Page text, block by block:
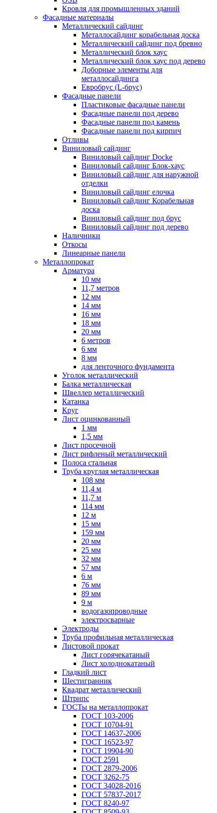
Кровля для промышленных зданий
Фасадные материалы
Металлический сайдинг
Металлосайдинг корабельная доска
Металлический сайдинг под бревно
Металлический блок хаус
Металлический блок хаус под дерево
Доборные элементы для
металлосайдинга
Евробрус (L-брус)
Фасадные панели
Пластиковые фасадные панели
Фасадные панели под дерево
Фасадные панели под камень
Фасадные панели под кирпич
Отливы
Виниловый сайдинг
Виниловый сайдинг Docke
Виниловый сайдинг Блок-хаус
Виниловый сайдинг для наружной
отделки
Виниловый сайдинг елочка
Виниловый сайдинг Корабельная
доска
Виниловый сайдинг под брус
Виниловый сайдинг под дерево
Наличники
Откосы
Линеарные панели
Металлопрокат
Арматура
10 мм
11,7 метров
12 мм
14 мм
16 мм
18 мм
20 мм
6 метров
6 мм
8 мм
для ленточного фундамента
Уголок металлический
Балка металлическая
Швеллер металлический
Катанка
Круг
Лист оцинкованный
1 мм
1,5 мм
Лист просечной
Лист рифленый металлический
Полоса стальная
Труба круглая металлическая
108 мм
11,4 м
11,7 м
114 мм
12 м
15 мм
159 мм
20 мм
25 мм
32 мм
57 мм
6 м
76 мм
89 мм
9 м
водогазопроводные
электросварные
Электроды
Труба профильная металлическая
Листовой прокат
Лист горячекатаный
Лист холоднокатаный
Гладкий лист
Шестигранник
Квадрат металлический
Штрипс
ГОСТы на металлопрокат
ГОСТ 103-2006
ГОСТ 10704-91
ГОСТ 14637-2006
ГОСТ 16523-97
ГОСТ 19904-90
ГОСТ 2591
ГОСТ 2879-2006
ГОСТ 3262-75
ГОСТ 34028-2016
ГОСТ 57837-2017
ГОСТ 8240-97